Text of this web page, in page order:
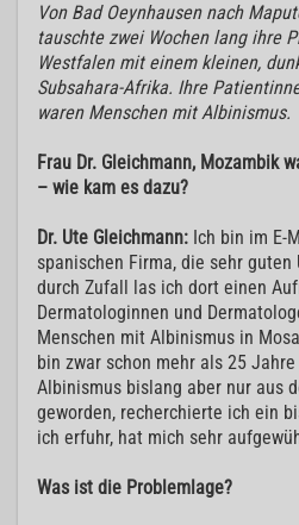
Von Bad Oeynhausen nach
tauschte zwei Wochen lang ihre
Westfalen mit einem kleinen,
Subsahara-Afrika. Ihre
waren Menschen mit Albinismus.
Frau Dr. Gleichmann, Mozambik
– wie kam es dazu?
Dr. Ute Gleichmann: Ich bin im E-
spanischen Firma, die sehr
durch Zufall las ich dort einen
Dermatologinnen und
Menschen mit Albinismus in
bin zwar schon mehr als 25
Albinismus bislang aber nur aus
geworden, recherchierte ich ein
ich erfuhr, hat mich sehr
Was ist die Problemlage?